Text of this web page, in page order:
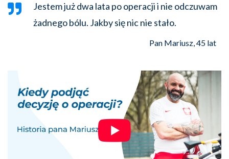
Jestem już dwa lata po operacji i nie odczuwam
żadnego bólu. Jakby się nic nie stało.
Pan Mariusz, 45 lat